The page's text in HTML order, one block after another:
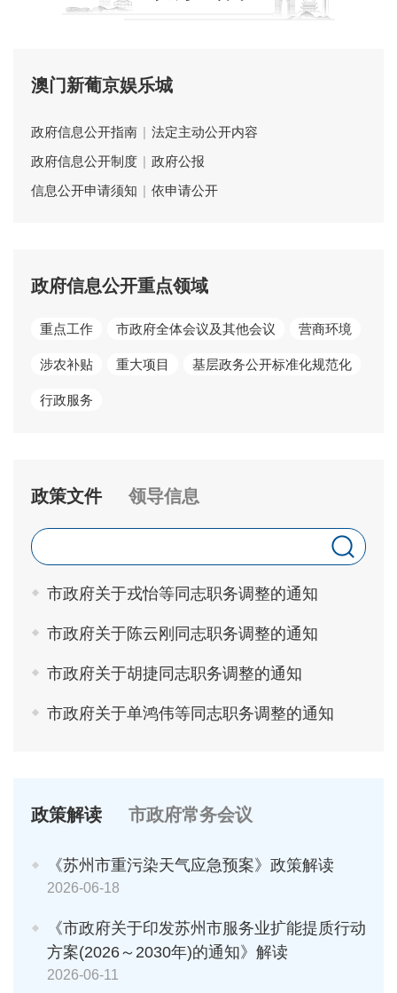
澳门新葡京娱乐城
政府信息公开指南 | 法定主动公开内容
政府信息公开制度 | 政府公报
信息公开申请须知 | 依申请公开
政府信息公开重点领域
重点工作 市政府全体会议及其他会议 营商环境
涉农补贴 重大项目 基层政务公开标准化规范化
行政服务
政策文件 领导信息
市政府关于戎怡等同志职务调整的通知
市政府关于陈云刚同志职务调整的通知
市政府关于胡捷同志职务调整的通知
市政府关于单鸿伟等同志职务调整的通知
政策解读 市政府常务会议
《苏州市重污染天气应急预案》政策解读
2026-06-18
《市政府关于印发苏州市服务业扩能提质行动
方案(2026～2030年)的通知》解读
2026-06-11